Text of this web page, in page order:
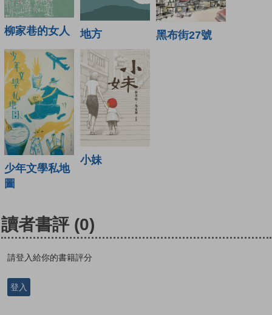
柳家巷的女人 地方 黑布街27號
少年文學私地
圖
小妹
讀者書評 (0)
請登入給你的書籍評分
登入